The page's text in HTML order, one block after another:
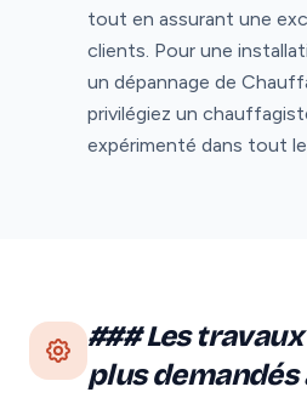
tout en assurant une
clients. Pour une
un dépannage de
privilégiez un
expérimenté dans tout
### Les
plus